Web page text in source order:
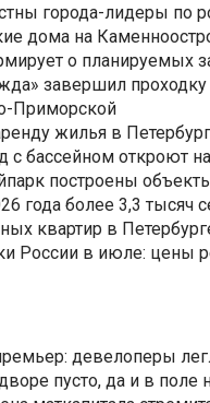
города-лидеры по
дома на
о планируемых
завершил проходку
Приморской
жилья в
с бассейном откроют
построены
года более 3,3
квартир в
России в июле: цены
девелоперы
пусто, да и в поле